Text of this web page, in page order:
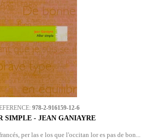
978-2-916159-12-6
SIMPLE - JEAN GANIAYRE
per las e los que l'occitan lor es pas de bon...